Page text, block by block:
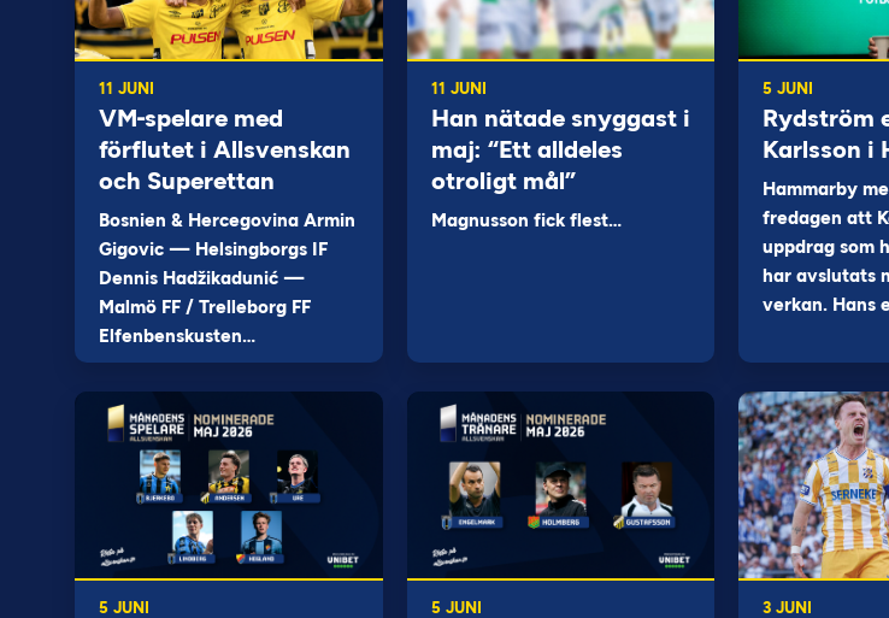
11 JUNI
VM-spelare med
förflutet i Allsvenskan
och Superettan
Bosnien & Hercegovina Armin
Gigovic — Helsingborgs IF
Dennis Hadžikadunić —
Malmö FF / Trelleborg FF
Elfenbenskusten…
11 JUNI
Han nätade snyggast i
maj: “Ett alldeles
otroligt mål”
Magnusson fick flest…
5 JUNI
Rydström
Karlsson i
Hammarby
fredagen att
uppdrag som
har avslutats
verkan. Hans
5 JUNI 5 JUNI 3 JUNI